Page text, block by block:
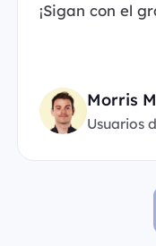
¡Sigan con el
Morris
Usuarios